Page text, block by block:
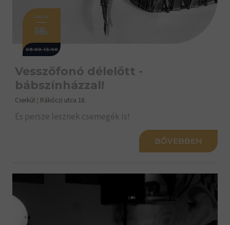
JÚNIUS
18.
09:00-13:00
Vesszőfonó délelőtt -
bábszínházzal!
Cserkút | Rákóczi utca 18.
És persze lesznek csemegék is!
BŐVEBBEN